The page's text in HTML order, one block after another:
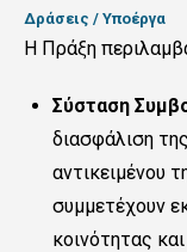
Δράσεις / Υποέργα
Η Πράξη
Σύσταση
διασφάλιση
αντικειμένου
συμμετέχουν
κοινότητας